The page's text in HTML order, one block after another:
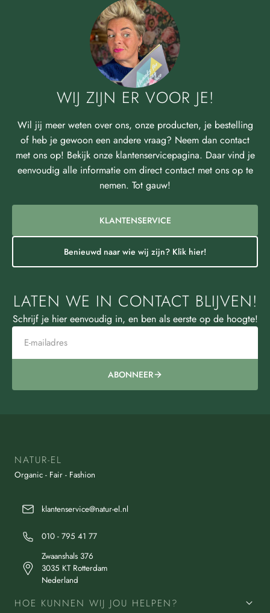
WIJ ZIJN ER VOOR JE!
Wil jij meer weten over ons, onze producten, je bestelling
of heb je gewoon een andere vraag? Neem dan contact
met ons op! Bekijk onze klantenservicepagina. Daar vind je
eenvoudig alle informatie om direct contact met ons op te
nemen. Tot gauw!
KLANTENSERVICE
Benieuwd naar wie wij zijn? Klik hier!
LATEN WE IN CONTACT BLIJVEN!
Schrijf je hier eenvoudig in, en ben als eerste op de hoogte!
ABONNEER
NATUR-EL
Organic - Fair - Fashion
klantenservice@natur-el.nl
010 - 795 41 77
Zwaanshals 376
3035 KT Rotterdam
Nederland
HOE KUNNEN WIJ JOU HELPEN?